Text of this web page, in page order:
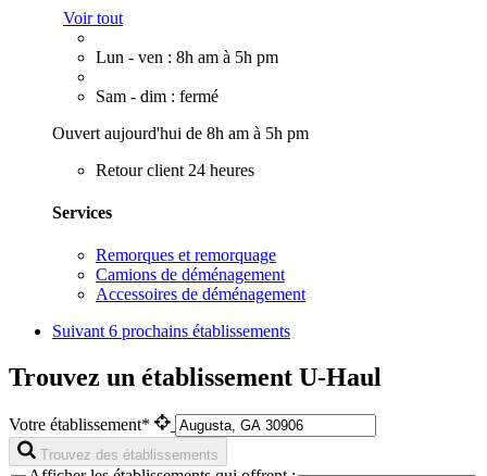
Voir tout
Lun - ven : 8h am à 5h pm
Sam - dim : fermé
Ouvert aujourd'hui de 8h am à 5h pm
Retour client 24 heures
Services
Remorques et remorquage
Camions de déménagement
Accessoires de déménagement
Suivant 6 prochains établissements
Trouvez un établissement U-Haul
Votre établissement*
Trouvez des établissements